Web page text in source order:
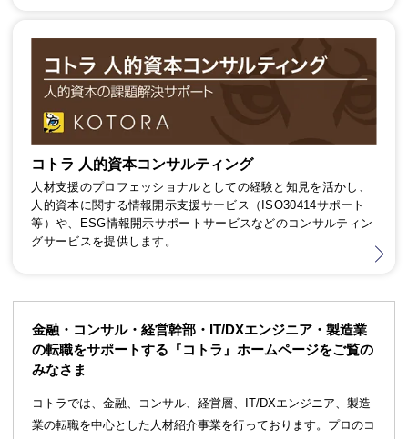
コトラ 人的資本コンサルティング
人材支援のプロフェッショナルとしての経験と知見を活かし、
人的資本に関する情報開示支援サービス（ISO30414サポート
等）や、ESG情報開示サポートサービスなどのコンサルティン
グサービスを提供します。
金融・コンサル・経営幹部・IT/DXエンジニア・製造業
の転職をサポートする『コトラ』ホームページをご覧の
みなさま
コトラでは、金融、コンサル、経営層、IT/DXエンジニア、製造
業の転職を中心とした人材紹介事業を行っております。プロのコ